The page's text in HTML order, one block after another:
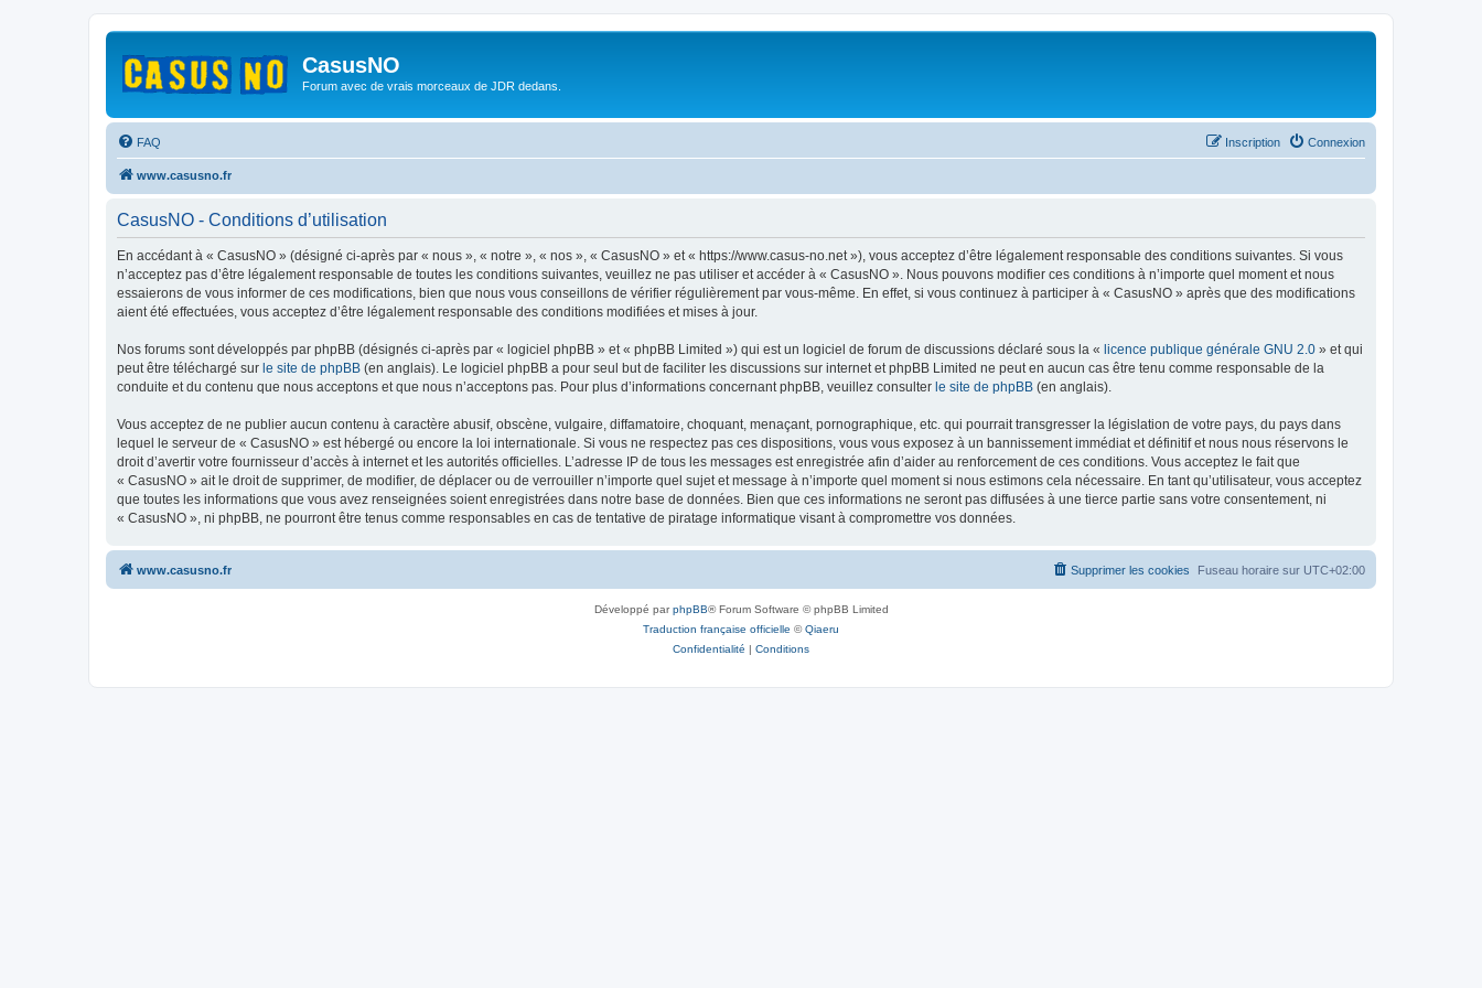
CasusNO
Forum avec de vrais morceaux de JDR dedans.
FAQ Connexion
Inscription
www.casusno.fr
CasusNO - Conditions d’utilisation
En accédant à « CasusNO » (désigné ci-après par « nous », « notre », « nos », « CasusNO » et « https://www.casus-no.net »), vous acceptez d’être légalement responsable des conditions suivantes. Si vous
n’acceptez pas d’être légalement responsable de toutes les conditions suivantes, veuillez ne pas utiliser et accéder à « CasusNO ». Nous pouvons modifier ces conditions à n’importe quel moment et nous
essaierons de vous informer de ces modifications, bien que nous vous conseillons de vérifier régulièrement par vous-même. En effet, si vous continuez à participer à « CasusNO » après que des modifications
aient été effectuées, vous acceptez d’être légalement responsable des conditions modifiées et mises à jour.
Nos forums sont développés par phpBB (désignés ci-après par « logiciel phpBB » et « phpBB Limited ») qui est un logiciel de forum de discussions déclaré sous la « licence publique générale GNU 2.0 » et qui
peut être téléchargé sur le site de phpBB (en anglais). Le logiciel phpBB a pour seul but de faciliter les discussions sur internet et phpBB Limited ne peut en aucun cas être tenu comme responsable de la
conduite et du contenu que nous acceptons et que nous n’acceptons pas. Pour plus d’informations concernant phpBB, veuillez consulter le site de phpBB (en anglais).
Vous acceptez de ne publier aucun contenu à caractère abusif, obscène, vulgaire, diffamatoire, choquant, menaçant, pornographique, etc. qui pourrait transgresser la législation de votre pays, du pays dans
lequel le serveur de « CasusNO » est hébergé ou encore la loi internationale. Si vous ne respectez pas ces dispositions, vous vous exposez à un bannissement immédiat et définitif et nous nous réservons le
droit d’avertir votre fournisseur d’accès à internet et les autorités officielles. L’adresse IP de tous les messages est enregistrée afin d’aider au renforcement de ces conditions. Vous acceptez le fait que
« CasusNO » ait le droit de supprimer, de modifier, de déplacer ou de verrouiller n’importe quel sujet et message à n’importe quel moment si nous estimons cela nécessaire. En tant qu’utilisateur, vous acceptez
que toutes les informations que vous avez renseignées soient enregistrées dans notre base de données. Bien que ces informations ne seront pas diffusées à une tierce partie sans votre consentement, ni
« CasusNO », ni phpBB, ne pourront être tenus comme responsables en cas de tentative de piratage informatique visant à compromettre vos données.
www.casusno.fr Fuseau horaire sur UTC+02:00
Supprimer les cookies
Développé parphpBB® Forum Software © phpBB Limited
Traduction française officielle ©Qiaeru
Confidentialité | Conditions